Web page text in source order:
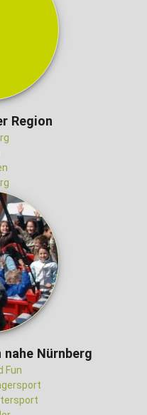
Region
Nürnberg
Fun